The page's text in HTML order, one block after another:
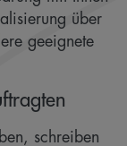
über
geeignete
schreiben